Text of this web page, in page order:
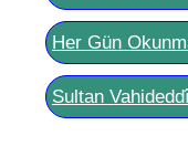
Her Gün
Sultan